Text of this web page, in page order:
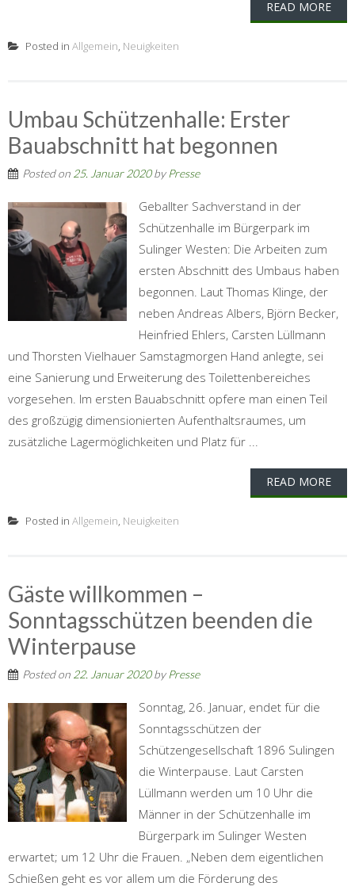
READ MORE
Posted in Allgemein, Neuigkeiten
Umbau Schützenhalle: Erster
Bauabschnitt hat begonnen
Posted on 25. Januar 2020by Presse
Geballter Sachverstand in der
Schützenhalle im Bürgerpark im
Sulinger Westen: Die Arbeiten zum
ersten Abschnitt des Umbaus haben
begonnen. Laut Thomas Klinge, der
neben Andreas Albers, Björn Becker,
Heinfried Ehlers, Carsten Lüllmann
und Thorsten Vielhauer Samstagmorgen Hand anlegte, sei
eine Sanierung und Erweiterung des Toilettenbereiches
vorgesehen. Im ersten Bauabschnitt opfere man einen Teil
des großzügig dimensionierten Aufenthaltsraumes, um
zusätzliche Lagermöglichkeiten und Platz für ...
READ MORE
Posted in Allgemein, Neuigkeiten
Gäste willkommen –
Sonntagsschützen beenden die
Winterpause
Posted on 22. Januar 2020by Presse
Sonntag, 26. Januar, endet für die
Sonntagsschützen der
Schützengesellschaft 1896 Sulingen
die Winterpause. Laut Carsten
Lüllmann werden um 10 Uhr die
Männer in der Schützenhalle im
Bürgerpark im Sulinger Westen
erwartet; um 12 Uhr die Frauen. „Neben dem eigentlichen
Schießen geht es vor allem um die Förderung des